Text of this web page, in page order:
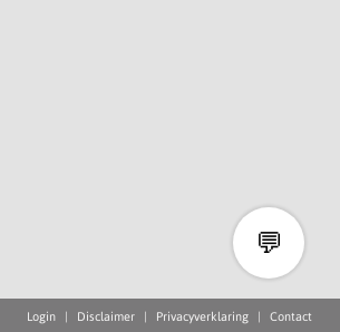
Contact
Privacyverklaring |
Disclaimer
Login
💬